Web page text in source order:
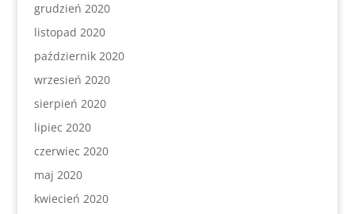
grudzień 2020
listopad 2020
październik 2020
wrzesień 2020
sierpień 2020
lipiec 2020
czerwiec 2020
maj 2020
kwiecień 2020